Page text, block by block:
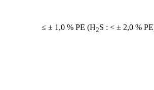
≤ ± 1,0 % PE (H2S : < ± 2,0 %